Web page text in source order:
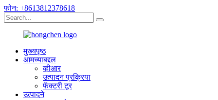
फोन: +8613812378618
मुख्यपृष्ठ
आमच्याबद्दल
व्हीआर
उत्पादन प्रक्रिया
फॅक्टरी टूर
उत्पादने